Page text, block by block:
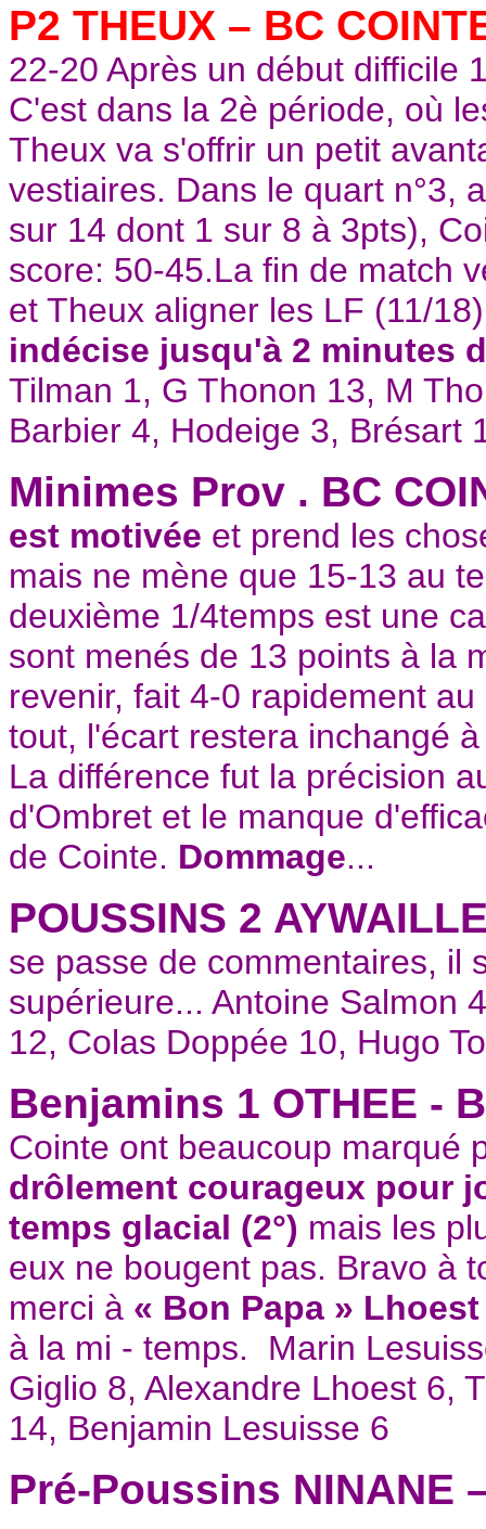
P2 THEUX – BC
22-20 Après un début difficile
C'est dans la 2è période, où
Theux va s'offrir un petit
vestiaires. Dans le quart n°3,
sur 14 dont 1 sur 8 à 3pts),
score: 50-45.La fin de match
et Theux aligner les LF (11/
indécise jusqu'à 2 minutes
Tilman 1, G Thonon 13, M
Barbier 4, Hodeige 3, Brésart
Minimes Prov . BC
est motivée et prend les
mais ne mène que 15-13 au
deuxième 1/4temps est une
sont menés de 13 points à la
revenir, fait 4-0 rapidement
tout, l'écart restera inchangé
La différence fut la précision
d'Ombret et le manque
de Cointe. Dommage...
POUSSINS 2
se passe de commentaires, il
supérieure... Antoine Salmon
12, Colas Doppée 10, Hugo
Benjamins 1 OTHEE -
Cointe ont beaucoup marqué
drôlement courageux pour
temps glacial (2°) mais les
eux ne bougent pas. Bravo à
merci à « Bon Papa » Lhoest
à la mi - temps. Marin
Giglio 8, Alexandre Lhoest 6,
14, Benjamin Lesuisse 6
Pré-Poussins NINANE